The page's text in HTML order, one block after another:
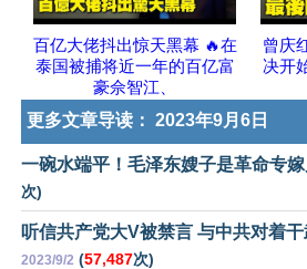
百亿大佬抖出惊天黑幕 🔥在
泰国被捕将近一年的百亿富
豪佘智江、
曾庆
决开
更多文章导读： 2023年9月6日
一碗水端平！毛泽东嫂子是革命专
次)
听信共产党大V被禁言 与中共对着
2023/9/2 (57,487次)